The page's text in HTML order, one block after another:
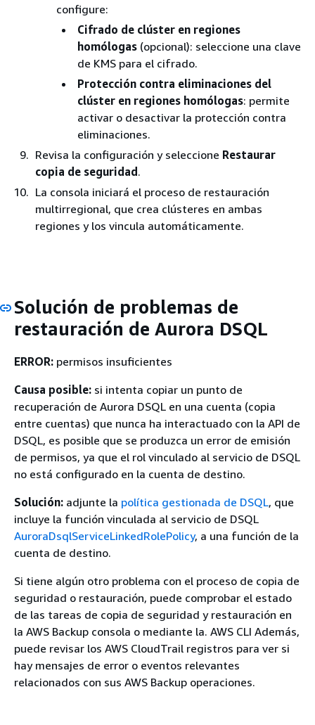
configure:
Cifrado de clúster en regiones
homólogas (opcional): seleccione una clave
de KMS para el cifrado.
Protección contra eliminaciones del
clúster en regiones homólogas: permite
activar o desactivar la protección contra
eliminaciones.
Revisa la configuración y seleccione Restaurar
copia de seguridad.
La consola iniciará el proceso de restauración
multirregional, que crea clústeres en ambas
regiones y los vincula automáticamente.
Solución de problemas de
restauración de Aurora DSQL
ERROR: permisos insuficientes
Causa posible: si intenta copiar un punto de
recuperación de Aurora DSQL en una cuenta (copia
entre cuentas) que nunca ha interactuado con la API de
DSQL, es posible que se produzca un error de emisión
de permisos, ya que el rol vinculado al servicio de DSQL
no está configurado en la cuenta de destino.
Solución: adjunte la política gestionada de DSQL, que
incluye la función vinculada al servicio de DSQL
AuroraDsqlServiceLinkedRolePolicy, a una función de la
cuenta de destino.
Si tiene algún otro problema con el proceso de copia de
seguridad o restauración, puede comprobar el estado
de las tareas de copia de seguridad y restauración en
la AWS Backup consola o mediante la. AWS CLI Además,
puede revisar los AWS CloudTrail registros para ver si
hay mensajes de error o eventos relevantes
relacionados con sus AWS Backup operaciones.